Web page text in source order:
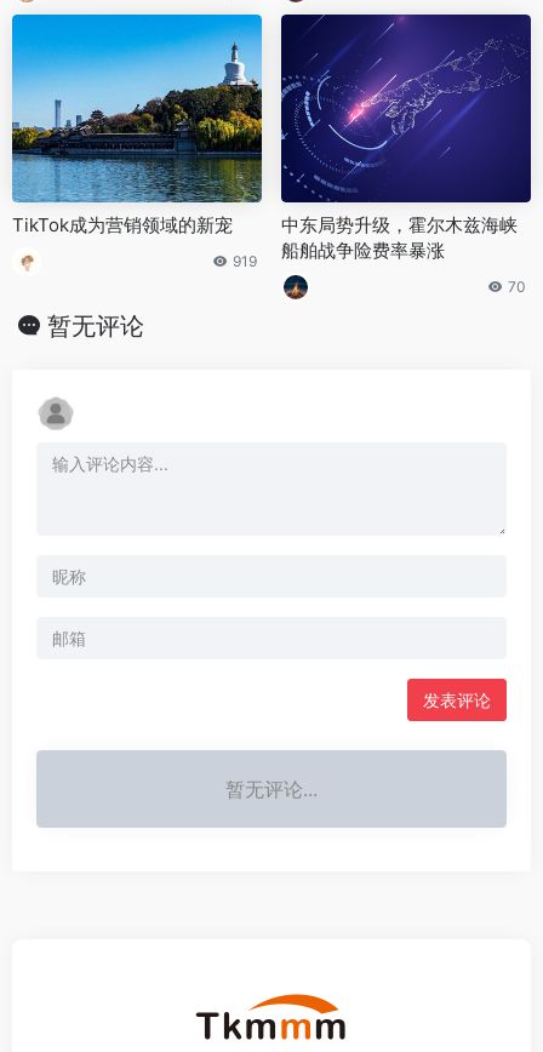
TikTok成为营销领域的新宠
919
中东局势升级，霍尔木兹海峡
船舶战争险费率暴涨
70
暂无评论
发表评论
暂无评论...